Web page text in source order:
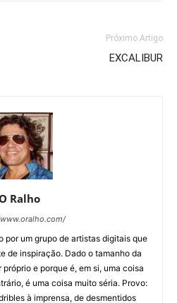
Próximo Artigo
EXCALIBUR
Ralho
por um grupo de artistas digitais que
de inspiração. Dado o tamanho da
e porque é, em si, uma coisa
é uma coisa muito séria. Provo:
à imprensa, de desmentidos